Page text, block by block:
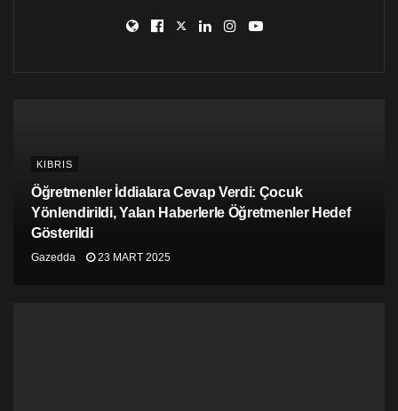
Baysal, demokrasi, çözüm ve barıştan yana tüm güçleri
ve toplumu en geniş demokratik birliği oluşturmaya ve
KIBRIS
Öğretmenler İddialara Cevap Verdi: Çocuk
Yönlendirildi, Yalan Haberlerle Öğretmenler Hedef
Gösterildi
Gazedda 23 MART 2025